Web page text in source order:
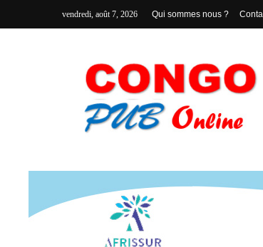
vendredi, août 7, 2026 Qui sommes nous ?